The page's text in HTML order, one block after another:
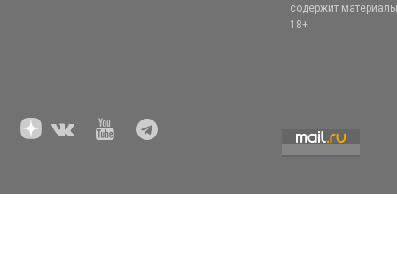
содержит
18+